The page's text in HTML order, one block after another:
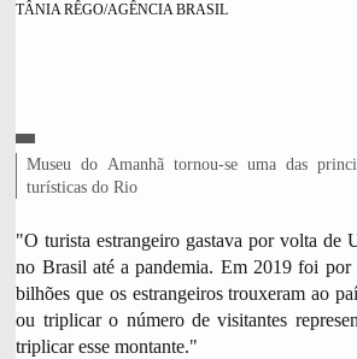
C
R
É
T
O
,
TÂNIA RÊGO/AGÊNCIA BRASIL
L
e
e
d
a
d
a
Museu do Amanhã tornou-se uma das
turísticas do Rio
"O turista estrangeiro gastava por volta de
no Brasil até a pandemia. Em 2019 foi
bilhões que os estrangeiros trouxeram ao
ou triplicar o número de visitantes
triplicar esse montante."